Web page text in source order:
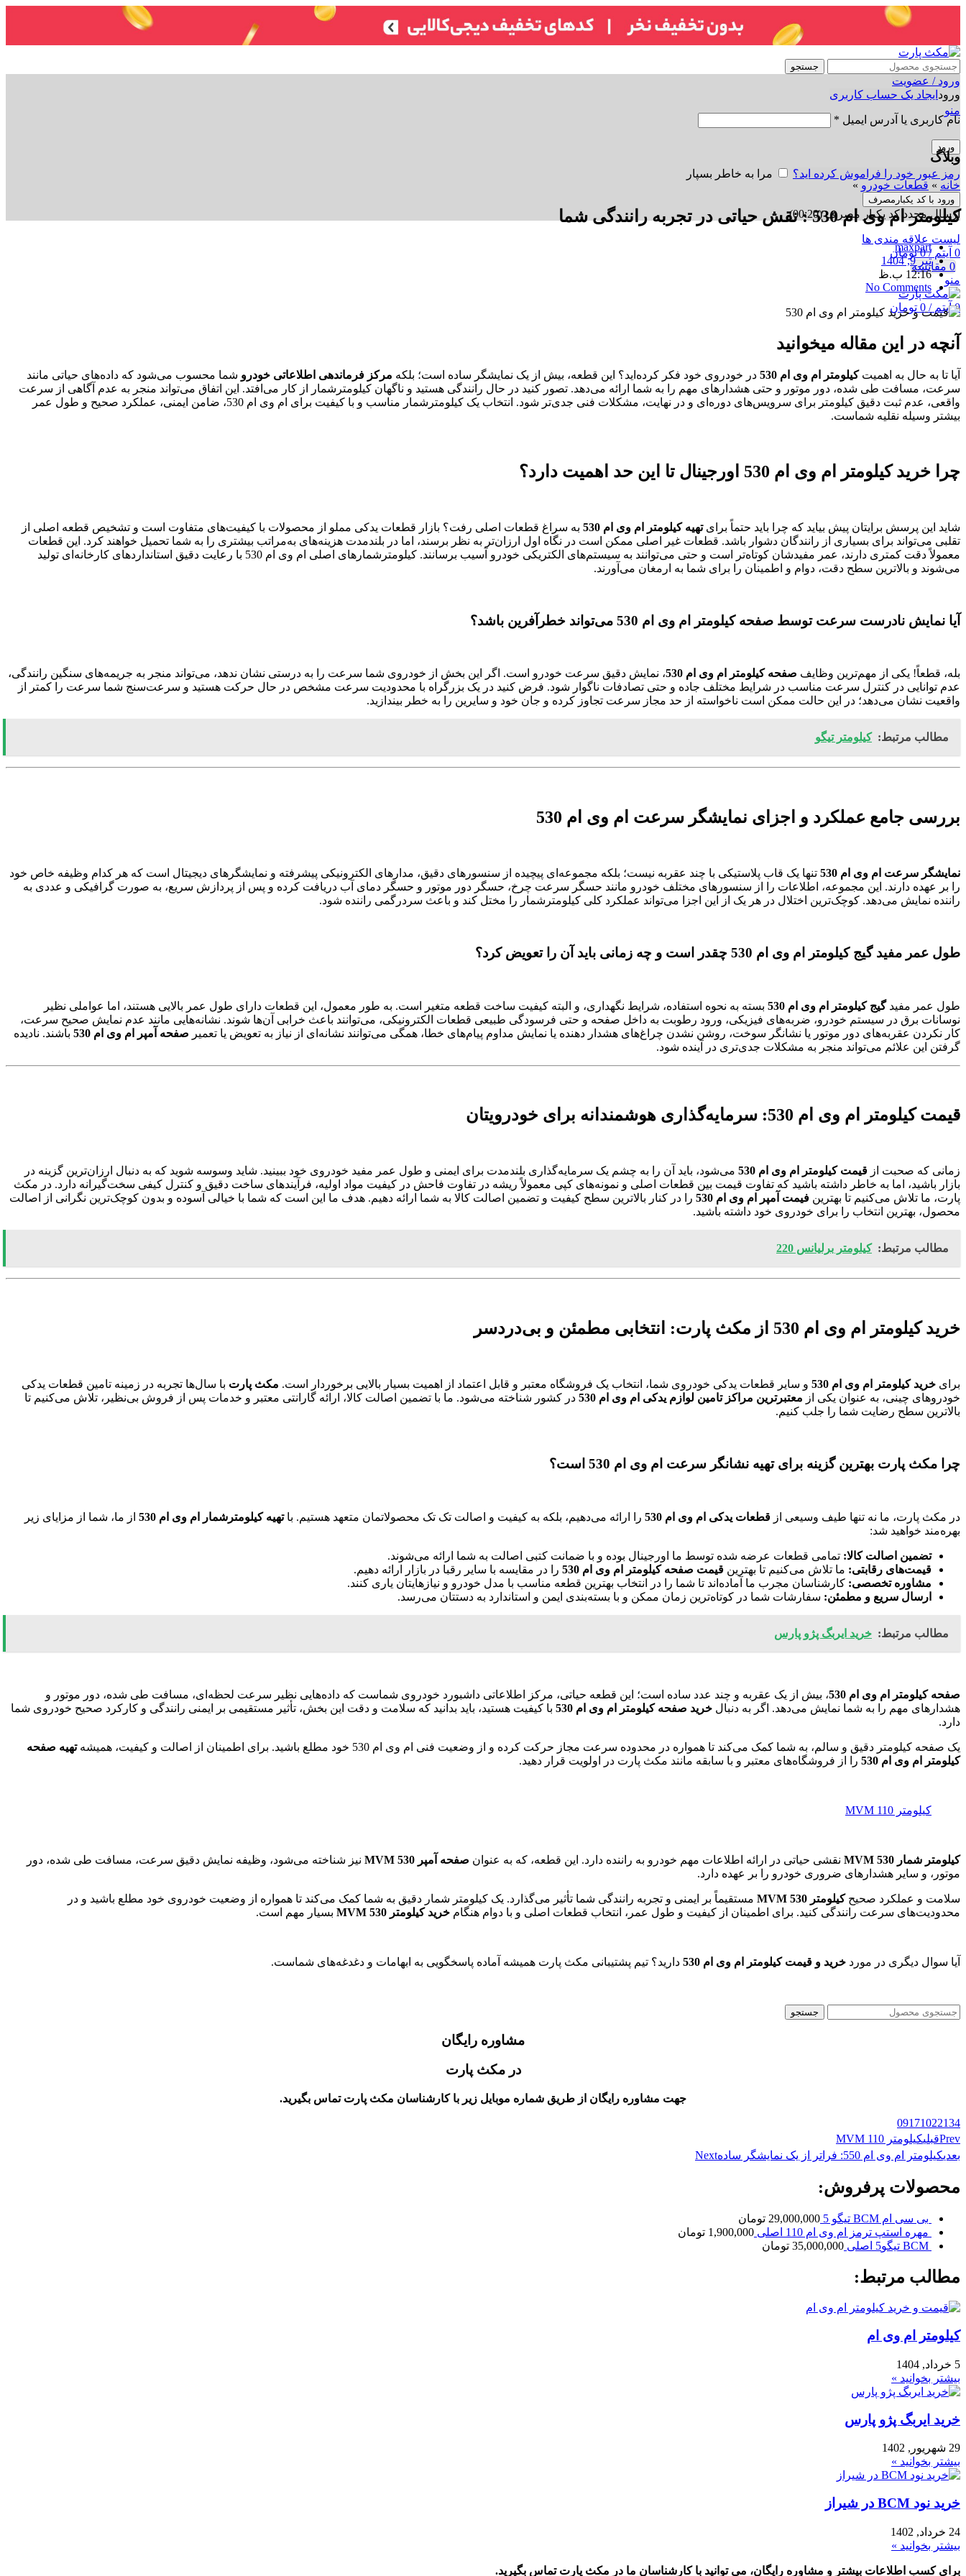
جستجو
ورود / عضویت
ورود ایجاد یک حساب کاربری
نام کاربری یا آدرس ایمیل *
ورود
رمز عبور خود را فراموش کرده اید؟ مرا به خاطر بسپار
ورود با کد یکبارمصرف
ارسال مجدد کد یکبار مصرف(00:
20
)
لیست علاقه مندی ها
0 آیتم /
0 تومان
0 مقایسه
منو
0 آیتم /
0 تومان
منو
وبلاگ
خانه » قطعات خودرو »
کیلومتر ام وی ام 530 : نقش حیاتی در تجربه رانندگی شما
maxpart
تیر 9, 1404
12:16 ب.ظ
No Comments
آنچه در این مقاله میخوانید
آیا تا به حال به اهمیتکیلومتر ام وی ام 530 در خودروی خود فکر کرده‌اید؟ این قطعه، بیش از یک نمایشگر ساده است؛ بلکه مرکز فرماندهی اطلاعاتی خودرو شما محسوب می‌شود که داده‌های حیاتی مانند
سرعت، مسافت طی شده، دور موتور و حتی هشدارهای مهم را به شما ارائه می‌دهد. تصور کنید در حال رانندگی هستید و ناگهان کیلومترشمار از کار می‌افتد. این اتفاق می‌تواند منجر به عدم آگاهی از سرعت
واقعی، عدم ثبت دقیق کیلومتر برای سرویس‌های دوره‌ای و در نهایت، مشکلات فنی جدی‌تر شود. انتخاب یک کیلومترشمار مناسب و با کیفیت برای ام وی ام 530، ضامن ایمنی، عملکرد صحیح و طول عمر
بیشتر وسیله نقلیه شماست.
چرا خرید کیلومتر ام وی ام 530 اورجینال تا این حد اهمیت دارد؟
شاید این پرسش برایتان پیش بیاید که چرا باید حتماً برایتهیه کیلومتر ام وی ام 530
به سراغ قطعات اصلی رفت؟ بازار قطعات یدکی مملو از محصولات با کیفیت‌های متفاوت است و تشخیص قطعه اصلی از
تقلبی می‌تواند برای بسیاری از رانندگان دشوار باشد. قطعات غیر اصلی ممکن است در نگاه اول ارزان‌تر به نظر برسند، اما در بلندمدت هزینه‌های به‌مراتب بیشتری را به شما تحمیل خواهند کرد. این قطعات
معمولاً دقت کمتری دارند، عمر مفیدشان کوتاه‌تر است و حتی می‌توانند به سیستم‌های الکتریکی خودرو آسیب برسانند. کیلومترشمارهای اصلی ام وی ام 530 با رعایت دقیق استانداردهای کارخانه‌ای تولید
می‌شوند و بالاترین سطح دقت، دوام و اطمینان را برای شما به ارمغان می‌آورند.
آیا نمایش نادرست سرعت توسط صفحه کیلومتر ام وی ام 530 می‌تواند خطرآفرین باشد؟
بله، قطعاً! یکی از مهم‌ترین وظایف صفحه کیلومتر ام وی ام 530
، نمایش دقیق سرعت خودرو است. اگر این بخش از خودروی شما سرعت را به درستی نشان ندهد، می‌تواند منجر به جریمه‌های سنگین رانندگی،
عدم توانایی در کنترل سرعت مناسب در شرایط مختلف جاده و حتی تصادفات ناگوار شود. فرض کنید در یک بزرگراه با محدودیت سرعت مشخص در حال حرکت هستید و سرعت‌سنج شما سرعت را کمتر از
واقعیت نشان می‌دهد؛ در این حالت ممکن است ناخواسته از حد مجاز سرعت تجاوز کرده و جان خود و سایرین را به خطر بیندازید.
مطالب مرتبط: کیلومتر تیگو
بررسی جامع عملکرد و اجزای نمایشگر سرعت ام وی ام 530
نمایشگر سرعت ام وی ام 530
تنها یک قاب پلاستیکی با چند عقربه نیست؛ بلکه مجموعه‌ای پیچیده از سنسورهای دقیق، مدارهای الکترونیکی پیشرفته و نمایشگرهای دیجیتال است که هر کدام وظیفه خاص خود
را بر عهده دارند. این مجموعه، اطلاعات را از سنسورهای مختلف خودرو مانند حسگر سرعت چرخ، حسگر دور موتور و حسگر دمای آب دریافت کرده و پس از پردازش سریع، به صورت گرافیکی و عددی به
راننده نمایش می‌دهد. کوچک‌ترین اختلال در هر یک از این اجزا می‌تواند عملکرد کلی کیلومترشمار را مختل کند و باعث سردرگمی راننده شود.
طول عمر مفید گیج کیلومتر ام وی ام 530 چقدر است و چه زمانی باید آن را تعویض کرد؟
طول عمر مفیدگیج کیلومتر ام وی ام 530
بسته به نحوه استفاده، شرایط نگهداری، و البته کیفیت ساخت قطعه متغیر است. به طور معمول، این قطعات دارای طول عمر بالایی هستند، اما عواملی نظیر
نوسانات برق در سیستم خودرو، ضربه‌های فیزیکی، ورود رطوبت به داخل صفحه و حتی فرسودگی طبیعی قطعات الکترونیکی، می‌توانند باعث خرابی آن‌ها شوند. نشانه‌هایی مانند عدم نمایش صحیح سرعت،
کار نکردن عقربه‌های دور موتور یا نشانگر سوخت، روشن نشدن چراغ‌های هشدار دهنده یا نمایش مداوم پیام‌های خطا، همگی می‌توانند نشانه‌ای از نیاز به تعویض یا تعمیر صفحه آمپر ام وی ام 530
باشند. نادیده
گرفتن این علائم می‌تواند منجر به مشکلات جدی‌تری در آینده شود.
قیمت کیلومتر ام وی ام 530: سرمایه‌گذاری هوشمندانه برای خودرویتان
زمانی که صحبت از قیمت کیلومتر ام وی ام 530
می‌شود، باید آن را به چشم یک سرمایه‌گذاری بلندمدت برای ایمنی و طول عمر مفید خودروی خود ببینید. شاید وسوسه شوید که به دنبال ارزان‌ترین گزینه در
بازار باشید، اما به خاطر داشته باشید که تفاوت قیمت بین قطعات اصلی و نمونه‌های کپی معمولاً ریشه در تفاوت فاحش در کیفیت مواد اولیه، فرآیندهای ساخت دقیق و کنترل کیفی سخت‌گیرانه دارد. در مکث
پارت، ما تلاش می‌کنیم تا بهترین فیمت آمپر ام وی ام 530
را در کنار بالاترین سطح کیفیت و تضمین اصالت کالا به شما ارائه دهیم. هدف ما این است که شما با خیالی آسوده و بدون کوچک‌ترین نگرانی از اصالت
محصول، بهترین انتخاب را برای خودروی خود داشته باشید.
مطالب مرتبط: کیلومتر برلیانس 220
خرید کیلومتر ام وی ام 530 از مکث پارت: انتخابی مطمئن و بی‌دردسر
برای خرید کیلومتر ام وی ام 530 و سایر قطعات یدکی خودروی شما، انتخاب یک فروشگاه معتبر و قابل اعتماد از اهمیت بسیار بالایی برخوردار است. مکث پارت با سال‌ها تجربه در زمینه تامین قطعات یدکی
خودروهای چینی، به عنوان یکی از معتبرترین مراکز تامین لوازم یدکی ام وی ام 530
در کشور شناخته می‌شود. ما با تضمین اصالت کالا، ارائه گارانتی معتبر و خدمات پس از فروش بی‌نظیر، تلاش می‌کنیم تا
بالاترین سطح رضایت شما را جلب کنیم.
چرا مکث پارت بهترین گزینه برای تهیه نشانگر سرعت ام وی ام 530 است؟
در مکث پارت، ما نه تنها طیف وسیعی از قطعات یدکی ام وی ام 530 را ارائه می‌دهیم، بلکه به کیفیت و اصالت تک تک محصولاتمان متعهد هستیم. باتهیه کیلومترشمار ام وی ام 530
از ما، شما از مزایای زیر
بهره‌مند خواهید شد:
تضمین اصالت کالا: تمامی قطعات عرضه شده توسط ما اورجینال بوده و با ضمانت کتبی اصالت به شما ارائه می‌شوند.
قیمت‌های رقابتی: ما تلاش می‌کنیم تا بهترین قیمت صفحه کیلومتر ام وی ام 530
را در مقایسه با سایر رقبا در بازار ارائه دهیم.
مشاوره تخصصی: کارشناسان مجرب ما آماده‌اند تا شما را در انتخاب بهترین قطعه مناسب با مدل خودرو و نیازهایتان یاری کنند.
ارسال سریع و مطمئن: سفارشات شما در کوتاه‌ترین زمان ممکن و با بسته‌بندی ایمن و استاندارد به دستتان می‌رسد.
مطالب مرتبط: خرید ایربگ پژو پارس
صفحه کیلومتر ام وی ام 530
، بیش از یک عقربه و چند عدد ساده است؛ این قطعه حیاتی، مرکز اطلاعاتی داشبورد خودروی شماست که داده‌هایی نظیر سرعت لحظه‌ای، مسافت طی شده، دور موتور و
هشدارهای مهم را به شما نمایش می‌دهد. اگر به دنبال خرید صفحه کیلومتر ام وی ام 530
با کیفیت هستید، باید بدانید که سلامت و دقت این بخش، تأثیر مستقیمی بر ایمنی رانندگی و کارکرد صحیح خودروی شما
دارد.
یک صفحه کیلومتر دقیق و سالم، به شما کمک می‌کند تا همواره در محدوده سرعت مجاز حرکت کرده و از وضعیت فنی ام وی ام 530 خود مطلع باشید. برای اطمینان از اصالت و کیفیت، همیشه
تهیه صفحه
کیلومتر ام وی ام 530
را از فروشگاه‌های معتبر و با سابقه مانند مکث پارت در اولویت قرار دهید.
کیلومتر MVM 110
کیلومتر شمار MVM 530 نقشی حیاتی در ارائه اطلاعات مهم خودرو به راننده دارد. این قطعه، که به عنوان صفحه آمپر MVM 530
نیز شناخته می‌شود، وظیفه نمایش دقیق سرعت، مسافت طی شده، دور
موتور، و سایر هشدارهای ضروری خودرو را بر عهده دارد.
سلامت و عملکرد صحیحکیلومتر MVM 530
مستقیماً بر ایمنی و تجربه رانندگی شما تأثیر می‌گذارد. یک کیلومتر شمار دقیق به شما کمک می‌کند تا همواره از وضعیت خودروی خود مطلع باشید و در
محدودیت‌های سرعت رانندگی کنید. برای اطمینان از کیفیت و طول عمر، انتخاب قطعات اصلی و با دوام هنگام خرید کیلومتر MVM 530 بسیار مهم است.
آیا سوال دیگری در مورد خرید و قیمت کیلومتر ام وی ام 530 دارید؟ تیم پشتیبانی مکث پارت همیشه آماده پاسخگویی به ابهامات و دغدغه‌های شماست.
جستجو
مشاوره رایگان
در مکث پارت
جهت مشاوره رایگان از طریق شماره موبایل زیر با کارشناسان مکث پارت تماس بگیرید.
09171022134
Prevقبلیکیلومتر MVM 110
بعدیکیلومتر ام وی ام 550: فراتر از یک نمایشگر ساده Next
محصولات پرفروش:
بی سی ام BCM تیگو 5 29,000,000 تومان
مهره استپ ترمز ام وی ام 110 اصلی
1,900,000 تومان
BCM تیگو5 اصلی
35,000,000 تومان
مطالب مرتبط:
کیلومتر ام وی ام
5 خرداد, 1404
بیشتر بخوانید »
خرید ایربگ پژو پارس
29 شهریور, 1402
بیشتر بخوانید »
خرید نود BCM در شیراز
24 خرداد, 1402
بیشتر بخوانید »
برای کسب اطلاعات بیشتر و مشاوره رایگان، می توانید با کارشناسان ما در مکث پارت تماس بگیرید.